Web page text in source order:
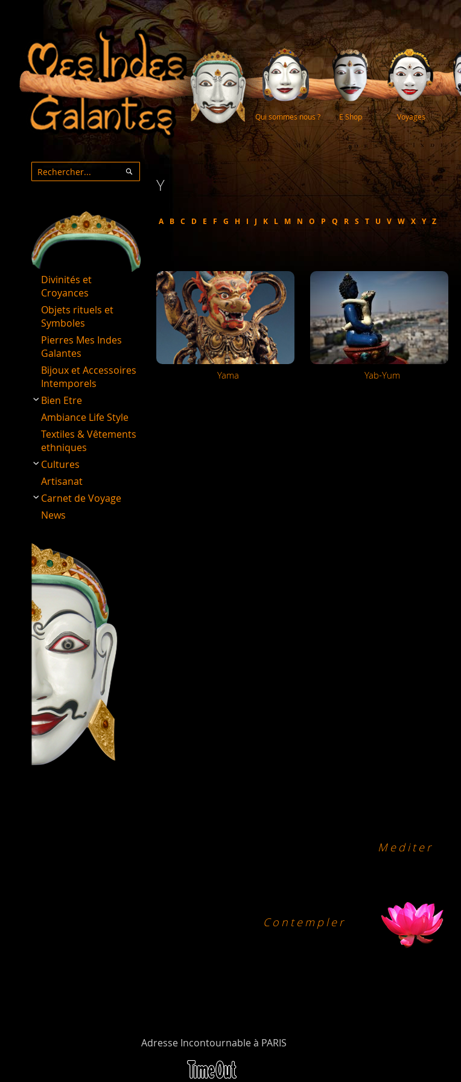
Qui sommes nous ? E Shop Voyages
Y
A B C D E F G H I J K L M N O P Q R S T U V W X Y Z
Yama Yab-Yum
Rechercher Rechercher
Divinités et
Croyances
Objets rituels et
Symboles
Pierres Mes Indes
Galantes
Bijoux et Accessoires
Intemporels
Bien Etre
Ambiance Life Style
Textiles & Vêtements
ethniques
Cultures
Artisanat
Carnet de Voyage
News
Mediter
Contempler
Adresse Incontournable à PARIS